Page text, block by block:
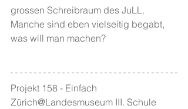
grossen Schreibraum des JuLL.
Manche sind eben vielseitig begabt,
was will man machen?
Projekt 158 - Einfach
Zürich@Landesmuseum III. Schule